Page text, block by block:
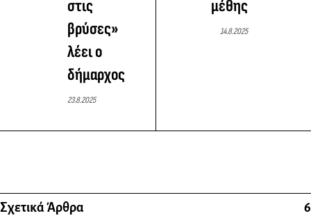
στις
βρύσες»
λέει ο
δήμαρχος
23.8.2025
μέθης
14.8.2025
Σχετικά Άρθρα 6